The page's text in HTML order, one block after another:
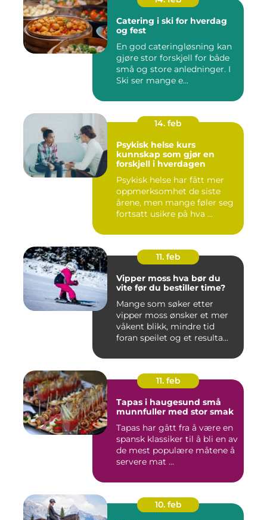
Catering i ski for hverdag
og fest
En god cateringløsning kan
gjøre stor forskjell for både
små og store anledninger. I
Ski ser mange e...
14. feb
Psykisk helse kurs
kunnskap som gjør en
forskjell i hverdagen
Psykisk helse har fått mer
oppmerksomhet de siste
årene, men mange føler seg
fortsatt usikre på hva ...
11. feb
Vipper moss hva bør du
vite før du bestiller time?
Mange som søker etter
vipper moss ønsker et mer
våkent blikk, mindre tid
foran speilet og et resulta...
11. feb
Tapas i haugesund små
munnfuller med stor smak
Tapas har gått fra å være en
spansk klassiker til å bli en av
de mest populære måtene å
servere mat ...
10. feb